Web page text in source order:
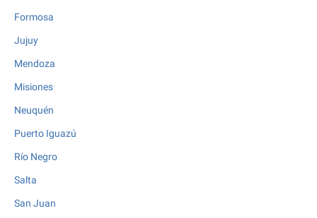
Formosa
Jujuy
Mendoza
Misiones
Neuquén
Puerto Iguazú
Río Negro
Salta
San Juan